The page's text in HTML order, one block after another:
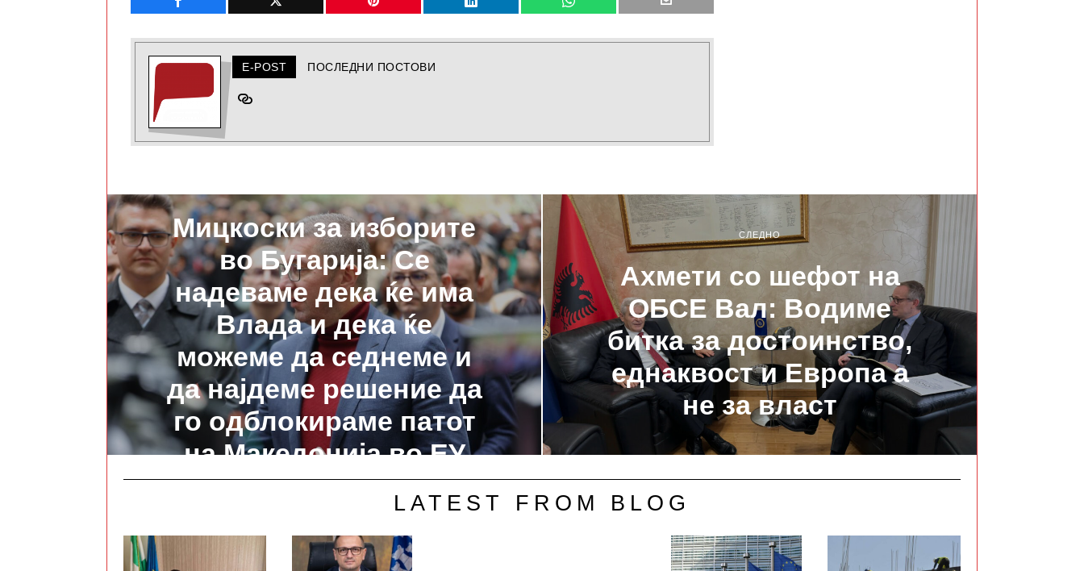
E-POST ПОСЛЕДНИ ПОСТОВИ
Мицкоски за изборите
во Бугарија: Се
надеваме дека ќе има
Влада и дека ќе
можеме да седнеме и
да најдеме решение да
го одблокираме патот
на Македонија во ЕУ
СЛЕДНО
Ахмети со шефот на
ОБСЕ Вал: Водиме
битка за достоинство,
еднаквост и Европа а
не за власт
LATEST FROM BLOG